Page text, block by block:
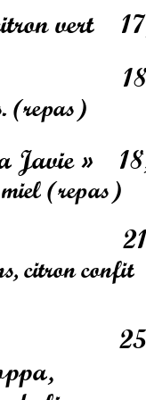
vert
(repas)
Javie »
miel (repas)
citron confit